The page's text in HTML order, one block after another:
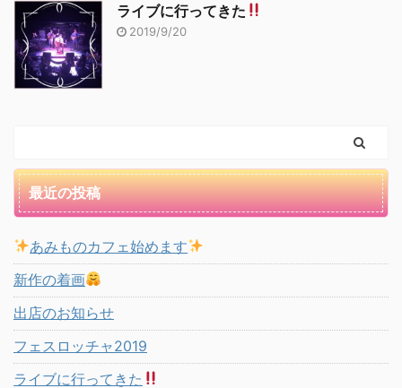
ライブに行ってきた
2019/9/20
最近の投稿
あみものカフェ始めます
新作の着画
出店のお知らせ
フェスロッチャ2019
ライブに行ってきた